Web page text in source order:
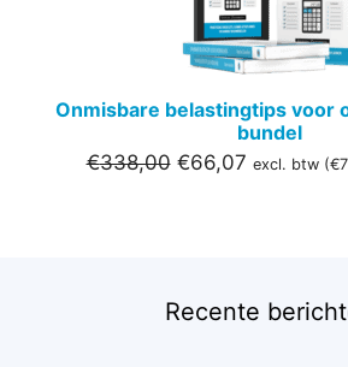
Onmisbare belastingtips voor
bundel
€338,00 Oorspronkelijke
€66,07Huidige
excl. btw (€
Recente